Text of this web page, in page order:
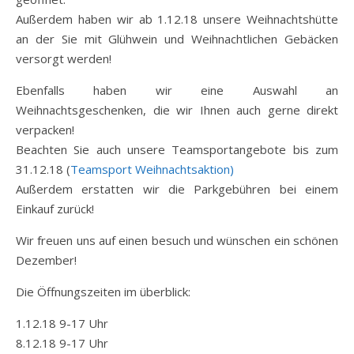
Außerdem haben wir ab 1.12.18 unsere Weihnachtshütte
an der Sie mit Glühwein und Weihnachtlichen Gebäcken
versorgt werden!
Ebenfalls haben wir eine Auswahl an
Weihnachtsgeschenken, die wir Ihnen auch gerne direkt
verpacken!
Beachten Sie auch unsere Teamsportangebote bis zum
31.12.18 (Teamsport Weihnachtsaktion)
Außerdem erstatten wir die Parkgebühren bei einem
Einkauf zurück!
Wir freuen uns auf einen besuch und wünschen ein schönen
Dezember!
Die Öffnungszeiten im überblick:
1.12.18 9-17 Uhr
8.12.18 9-17 Uhr